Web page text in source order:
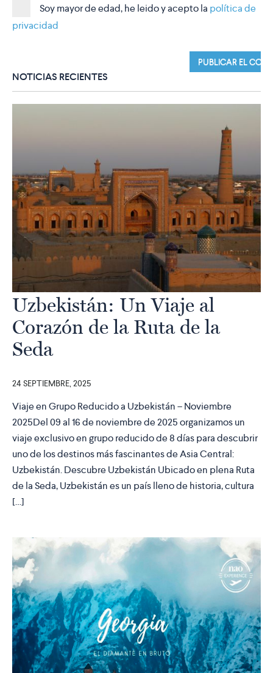
Soy mayor de edad, he leido y acepto la política de
privacidad
NOTICIAS RECIENTES
Uzbekistán: Un Viaje al
Corazón de la Ruta de la
Seda
24 SEPTIEMBRE, 2025
Viaje en Grupo Reducido a Uzbekistán – Noviembre
2025Del 09 al 16 de noviembre de 2025 organizamos un
viaje exclusivo en grupo reducido de 8 días para descubrir
uno de los destinos más fascinantes de Asia Central:
Uzbekistán. Descubre Uzbekistán Ubicado en plena Ruta
de la Seda, Uzbekistán es un país lleno de historia, cultura
[…]